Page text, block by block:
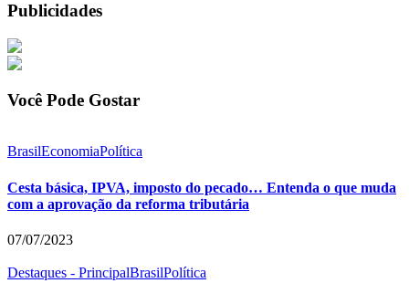
Publicidades
Você Pode Gostar
BrasilEconomiaPolítica
Cesta básica, IPVA, imposto do pecado… Entenda o que muda
com a aprovação da reforma tributária
07/07/2023
Destaques - PrincipalBrasilPolítica